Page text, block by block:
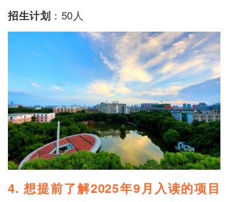
招生计划 ：50人
4. 想提前了解2025年9月入读的项目